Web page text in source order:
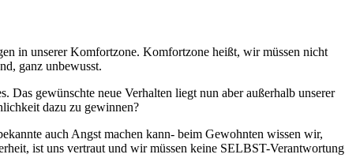
in unserer Komfortzone. Komfortzone heißt, wir müssen nicht
ganz unbewusst.
Das gewünschte neue Verhalten liegt nun aber außerhalb unserer
dazu zu gewinnen?
auch Angst machen kann- beim Gewohnten wissen wir,
ist uns vertraut und wir müssen keine SELBST-Verantwortung